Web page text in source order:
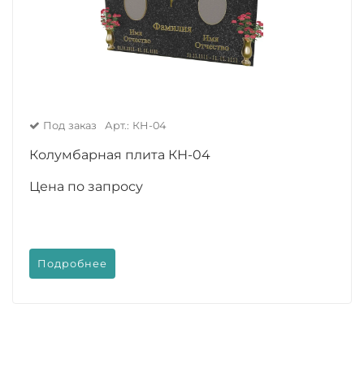
Под заказ Арт.: КН-04
Колумбарная плита КН-04
Цена по запросу
Подробнее